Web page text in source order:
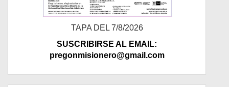
TAPA DEL 7/8/2026
SUSCRIBIRSE AL EMAIL:
pregonmisionero@gmail.com